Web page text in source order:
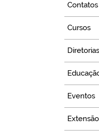
Contatos
Cursos
Diretorias
Eventos
Extensão